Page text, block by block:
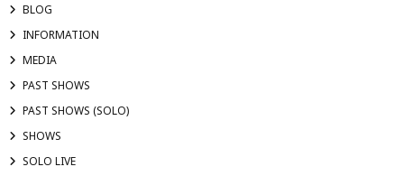
BLOG
INFORMATION
MEDIA
PAST SHOWS
PAST SHOWS (SOLO)
SHOWS
SOLO LIVE